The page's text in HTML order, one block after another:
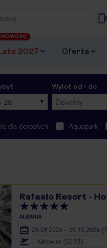
frazę, której szukasz
2027
NOWOŚĆ
Oferta
28
Wylot od - do
Dowolny
dla dorosłych Aquapark
Rafaelo Resort -
ALBANIA
28.09.2026 - 05.10.2026
Katowice (02:35)